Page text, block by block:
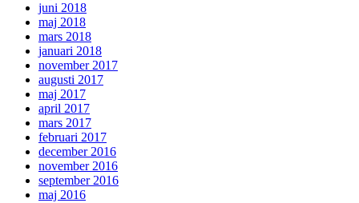
juni 2018
maj 2018
mars 2018
januari 2018
november 2017
augusti 2017
maj 2017
april 2017
mars 2017
februari 2017
december 2016
november 2016
september 2016
maj 2016